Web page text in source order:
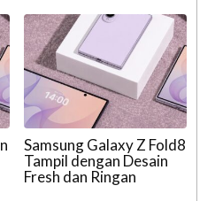
Samsung Galaxy Z Fold8
Tampil dengan Desain
Fresh dan Ringan